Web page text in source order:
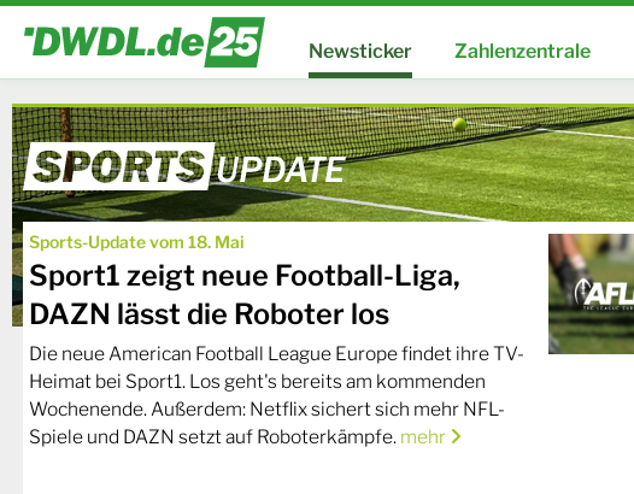
Newsticker Zahlenzentrale
Sports-Update vom 18. Mai
Sport1 zeigt neue Football-Liga,
DAZN lässt die Roboter los
Die neue American Football League Europe findet ihre TV-
Heimat bei Sport1. Los geht's bereits am kommenden
Wochenende. Außerdem: Netflix sichert sich mehr NFL-
Spiele und DAZN setzt auf Roboterkämpfe. mehr